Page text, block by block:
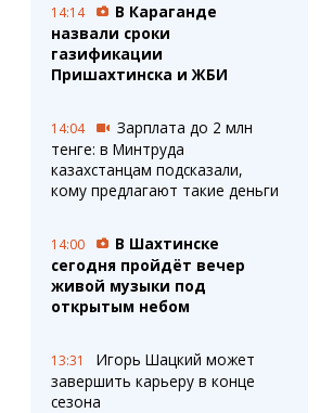
14:14
В Караганде
назвали сроки
газификации
Пришахтинска и ЖБИ
14:04
Зарплата до 2 млн
тенге: в Минтруда
казахстанцам подсказали,
кому предлагают такие деньги
14:00
В Шахтинске
сегодня пройдёт вечер
живой музыки под
открытым небом
13:31
Игорь Шацкий может
завершить карьеру в конце
сезона